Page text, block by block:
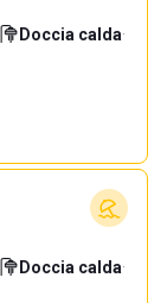
Doccia calda·
Doccia calda·